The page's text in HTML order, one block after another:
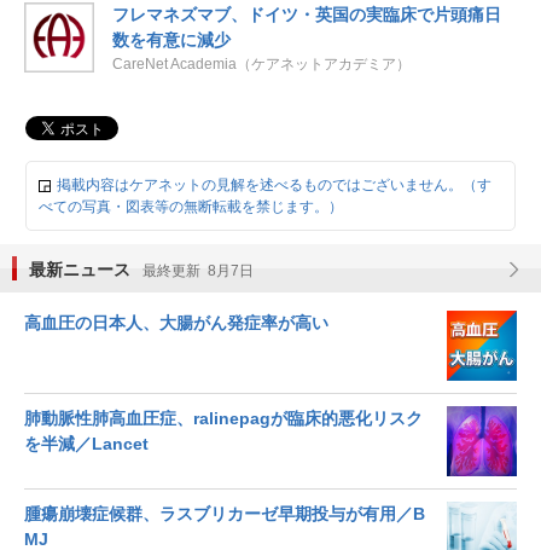
フレマネズマブ、ドイツ・英国の実臨床で片頭痛日
数を有意に減少
CareNet Academia（ケアネットアカデミア）
掲載内容はケアネットの見解を述べるものではございません。（す
べての写真・図表等の無断転載を禁じます。）
最新ニュース 最終更新 8月7日
高血圧の日本人、大腸がん発症率が高い
肺動脈性肺高血圧症、ralinepagが臨床的悪化リスク
を半減／Lancet
腫瘍崩壊症候群、ラスブリカーゼ早期投与が有用／B
MJ